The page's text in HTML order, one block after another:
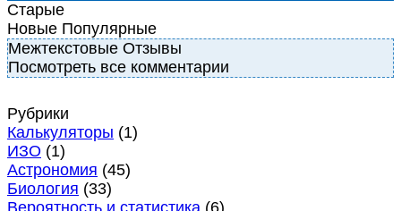
Старые
Новые Популярные
Межтекстовые Отзывы
Посмотреть все комментарии
Рубрики
Калькуляторы (1)
ИЗО (1)
Астрономия (45)
Биология (33)